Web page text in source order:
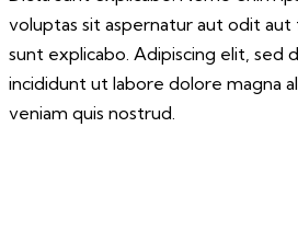
voluptas sit aspernatur aut odit aut
sunt explicabo. Adipiscing elit, sed
incididunt ut labore dolore magna
veniam quis nostrud.